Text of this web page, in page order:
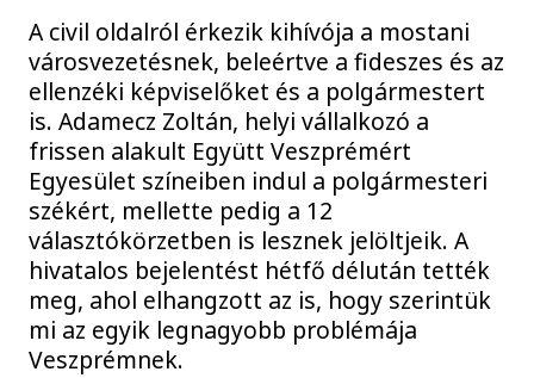
A civil oldalról érkezik kihívója a mostani
városvezetésnek, beleértve a fideszes és az
ellenzéki képviselőket és a polgármestert
is. Adamecz Zoltán, helyi vállalkozó a
frissen alakult Együtt Veszprémért
Egyesület színeiben indul a polgármesteri
székért, mellette pedig a 12
választókörzetben is lesznek jelöltjeik. A
hivatalos bejelentést hétfő délután tették
meg, ahol elhangzott az is, hogy szerintük
mi az egyik legnagyobb problémája
Veszprémnek.